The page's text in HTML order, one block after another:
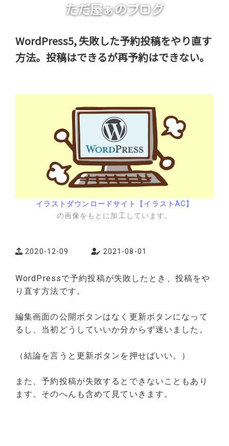
ただ屋ぁのブログ
WordPress5, 失敗した予約投稿をやり直す
方法。投稿はできるが再予約はできない。
イラストダウンロードサイト【イラストAC】
の画像をもとに加工しています。
2020-12-09 2021-08-01
WordPressで予約投稿が失敗したとき、投稿をや
り直す方法です。
編集画面の公開ボタンはなく更新ボタンになって
るし、当初どうしていいか分からず迷いました。
（結論を言うと更新ボタンを押せばいい。）
また、予約投稿が失敗するとできないこともあり
ます。そのへんも含めて見ていきます。